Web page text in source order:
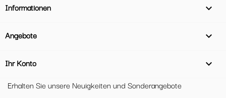
Informationen 
Angebote 
Ihr Konto

Erhalten Sie unsere Neuigkeiten und Sonderangebote